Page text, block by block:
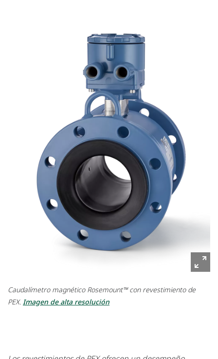
Caudalímetro magnético Rosemount™ con revestimiento de
PEX. Imagen de alta resolución